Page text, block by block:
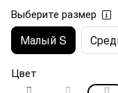
Выберите размер
Малый S
Цвет